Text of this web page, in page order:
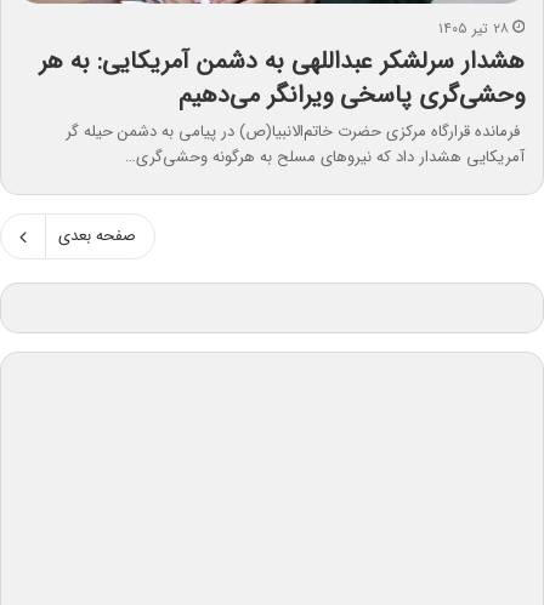
۲۸ تیر ۱۴۰۵
هشدار سرلشکر عبداللهی به دشمن آمریکایی: به هر
وحشی‌گری پاسخی ویرانگر می‌دهیم
فرمانده قرارگاه مرکزی حضرت خاتم‌الانبیا(ص) در پیامی به دشمن حیله گر
آمریکایی هشدار داد که نیروهای مسلح به هرگونه وحشی‌گری…
صفحه بعدی